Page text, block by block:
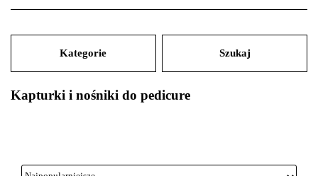
Kategorie Szukaj
Kapturki i nośniki do pedicure